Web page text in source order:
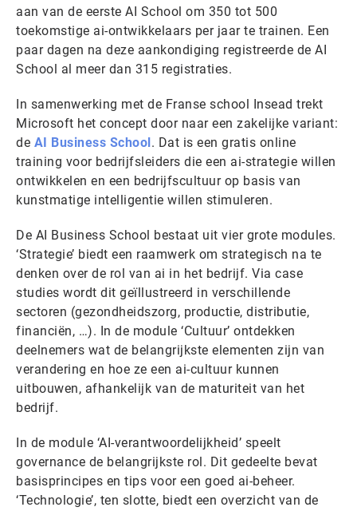
aan van de eerste AI School om 350 tot 500
toekomstige ai-ontwikkelaars per jaar te trainen. Een
paar dagen na deze aankondiging registreerde de AI
School al meer dan 315 registraties.
In samenwerking met de Franse school Insead trekt
Microsoft het concept door naar een zakelijke variant:
de AI Business School. Dat is een gratis online
training voor bedrijfsleiders die een ai-strategie willen
ontwikkelen en een bedrijfscultuur op basis van
kunstmatige intelligentie willen stimuleren.
De AI Business School bestaat uit vier grote modules.
‘Strategie’ biedt een raamwerk om strategisch na te
denken over de rol van ai in het bedrijf. Via case
studies wordt dit geïllustreerd in verschillende
sectoren (gezondheidszorg, productie, distributie,
financiën, …). In de module ‘Cultuur’ ontdekken
deelnemers wat de belangrijkste elementen zijn van
verandering en hoe ze een ai-cultuur kunnen
uitbouwen, afhankelijk van de maturiteit van het
bedrijf.
In de module ‘AI-verantwoordelijkheid’ speelt
governance de belangrijkste rol. Dit gedeelte bevat
basisprincipes en tips voor een goed ai-beheer.
‘Technologie’, ten slotte, biedt een overzicht van de